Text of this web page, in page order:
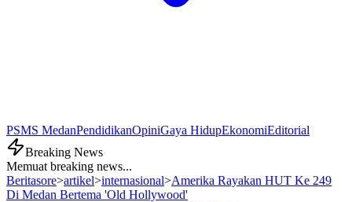
PSMS MedanPendidikanOpiniGaya HidupEkonomiEditorial
Breaking News
Memuat breaking news...
Beritasore>artikel>internasional>Amerika Rayakan HUT Ke 249
Di Medan Bertema 'Old Hollywood'